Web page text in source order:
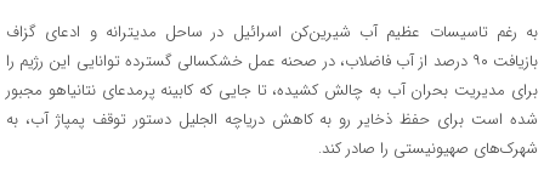
به رغم تاسیسات عظیم آب شیرین‌کن اسرائیل در ساحل مدیترانه و ادعای گزاف
بازیافت ۹۰ درصد از آب فاضلاب، در صحنه عمل خشکسالی گسترده توانایی این رژیم را
برای مدیریت بحران آب به چالش کشیده، تا جایی که کابینه پرمدعای نتانیاهو مجبور
شده است برای حفظ ذخایر رو به کاهش دریاچه الجلیل دستور توقف پمپاژ آب، به
شهرک‌های صهیونیستی را صادر کند.